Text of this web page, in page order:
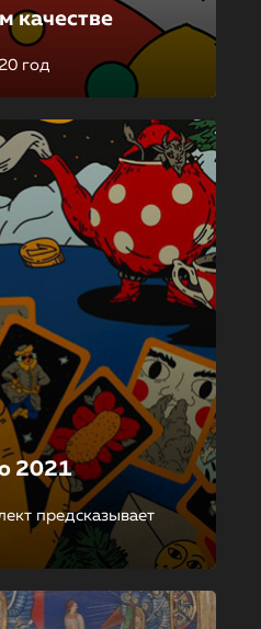
качестве
год
2021
предсказывает